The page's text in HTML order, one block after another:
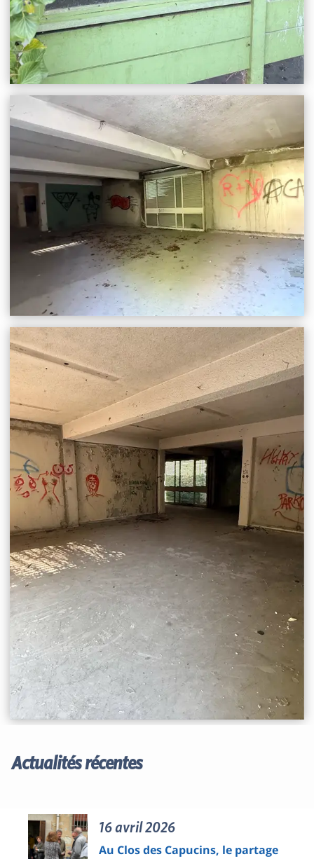
Actualités récentes
16 avril 2026
Au Clos des Capucins, le partage